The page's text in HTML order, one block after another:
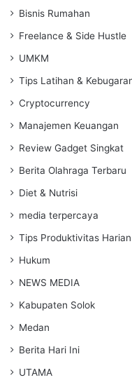
Bisnis Rumahan
Freelance & Side Hustle
UMKM
Tips Latihan &
Cryptocurrency
Manajemen Keuangan
Review Gadget Singkat
Berita Olahraga Terbaru
Diet & Nutrisi
media terpercaya
Tips Produktivitas Harian
Hukum
NEWS MEDIA
Kabupaten Solok
Medan
Berita Hari Ini
UTAMA